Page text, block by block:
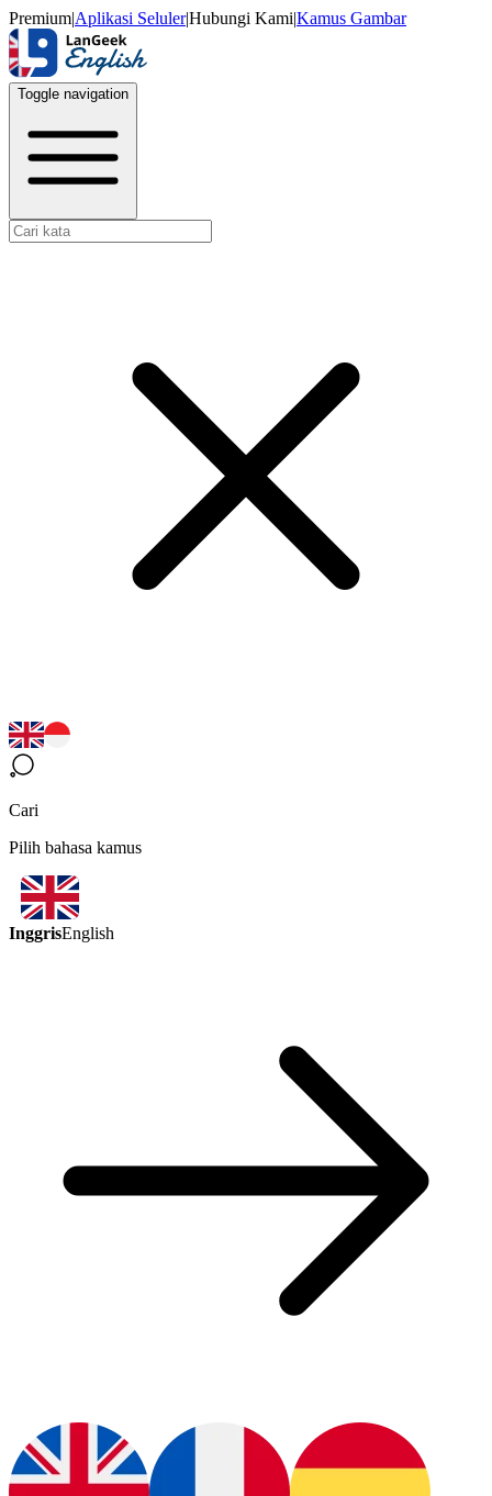
Premium|Aplikasi Seluler|Hubungi Kami|Kamus Gambar
Toggle navigation
Cari
Pilih bahasa kamus
InggrisEnglish